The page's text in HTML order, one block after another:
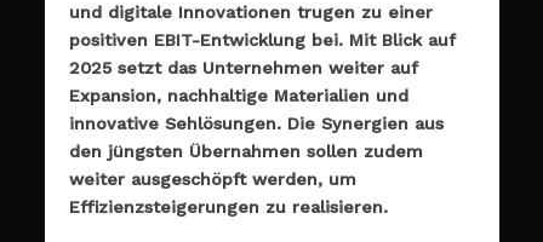
und digitale Innovationen trugen zu einer
positiven EBIT-Entwicklung bei. Mit Blick auf
2025 setzt das Unternehmen weiter auf
Expansion, nachhaltige Materialien und
innovative Sehlösungen. Die Synergien aus
den jüngsten Übernahmen sollen zudem
weiter ausgeschöpft werden, um
Effizienzsteigerungen zu realisieren.